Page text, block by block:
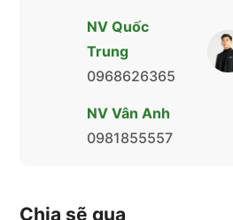
NV Quốc
Trung
0968626365
NV Vân Anh
0981855557
Chia sẽ qua